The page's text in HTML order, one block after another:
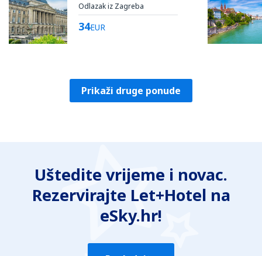
Odlazak iz Zagreba
34EUR
Prikaži druge ponude
Uštedite vrijeme i novac.
Rezervirajte Let+Hotel na
eSky.hr!